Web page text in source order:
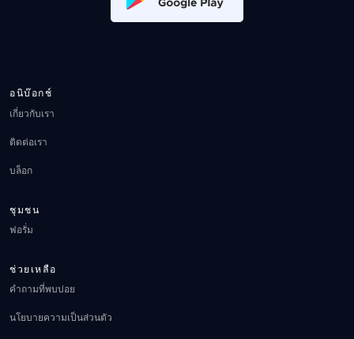
อนิบ๊อกช์
เกี่ยวกับเรา
ติดต่อเรา
บล็อก
ชุมชน
ฟอรั่ม
ช่วยเหลือ
คำถามที่พบบ่อย
นโยบายความเป็นส่วนตัว